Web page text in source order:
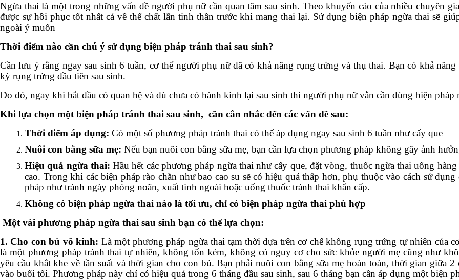
Ngừa thai là một trong những vấn đề người phụ nữ cần quan tâm sau sinh. Theo khuyến cáo của nhiều chuyên
được sự hồi phục tốt nhất cả về thể chất lẫn tinh thần trước khi mang thai lại. Sử dụng biện pháp ngừa thai sẽ
ngoài ý muốn
Thời điểm nào cần chú ý sử dụng biện pháp tránh thai sau sinh?
Cần lưu ý rằng ngay sau sinh 6 tuần, cơ thể người phụ nữ đã có khả năng rụng trứng và thụ thai. Bạn có khả
kỳ rụng trứng đầu tiên sau sinh.
Do đó, ngay khi bắt đầu có quan hệ và dù chưa có hành kinh lại sau sinh thì người phụ nữ vẫn cần dùng biện
Khi lựa chọn một biện pháp tránh thai sau sinh, cần cân nhắc đến các vấn đề sau:
Thời điểm áp dụng: Có một số phương pháp tránh thai có thể áp dụng ngay sau sinh 6 tuần như cấy que
Nuôi con bằng sữa mẹ: Nếu bạn nuôi con bằng sữa mẹ, bạn cần lựa chọn phương pháp không gây ảnh
Hiệu quả ngừa thai: Hầu hết các phương pháp ngừa thai như cấy que, đặt vòng, thuốc ngừa thai uống
cao. Trong khi các biện pháp rào chắn như bao cao su sẽ có hiệu quả thấp hơn, phụ thuộc vào cách sử
pháp như tránh ngày phóng noãn, xuất tinh ngoài hoặc uống thuốc tránh thai khẩn cấp.
Không có biện pháp ngừa thai nào là tối ưu, chỉ có biện pháp ngừa thai phù hợp
Một vài phương pháp ngừa thai sau sinh bạn có thể lựa chọn:
1. Cho con bú vô kinh: Là một phương pháp ngừa thai tạm thời dựa trên cơ chế không rụng trứng tự nhiên của
là một phương pháp tránh thai tự nhiên, không tốn kém, không có nguy cơ cho sức khỏe người mẹ cũng như
yêu cầu khắt khe về tần suất và thời gian cho con bú. Bạn phải nuôi con bằng sữa mẹ hoàn toàn, thời gian giữa
vào buổi tối. Phương pháp này chỉ có hiệu quả trong 6 tháng đầu sau sinh, sau 6 tháng bạn cần áp dụng một biện